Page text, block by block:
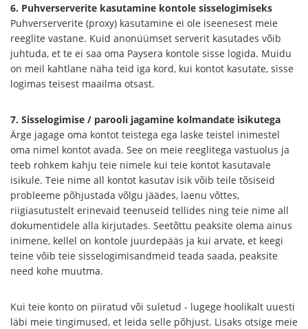
6. Puhverserverite kasutamine kontole sisselogimiseks
Puhverserverite (proxy) kasutamine ei ole iseenesest meie
reeglite vastane. Kuid anonüümset serverit kasutades võib
juhtuda, et te ei saa oma Paysera kontole sisse logida. Muidu
on meil kahtlane näha teid iga kord, kui kontot kasutate, sisse
logimas teisest maailma otsast.
7. Sisselogimise / parooli jagamine kolmandate isikutega
Ärge jagage oma kontot teistega ega laske teistel inimestel
oma nimel kontot avada. See on meie reeglitega vastuolus ja
teeb rohkem kahju teie nimele kui teie kontot kasutavale
isikule. Teie nime all kontot kasutav isik võib teile tõsiseid
probleeme põhjustada võlgu jäädes, laenu võttes,
riigiasutustelt erinevaid teenuseid tellides ning teie nime all
dokumentidele alla kirjutades. Seetõttu peaksite olema ainus
inimene, kellel on kontole juurdepääs ja kui arvate, et keegi
teine võib teie sisselogimisandmeid teada saada, peaksite
need kohe muutma.
Kui teie konto on piiratud või suletud - lugege hoolikalt uuesti
läbi meie tingimused, et leida selle põhjust. Lisaks otsige meie